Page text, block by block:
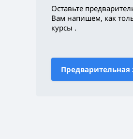
Оставьте
Вам напишем, как
курсы .
Предварительная